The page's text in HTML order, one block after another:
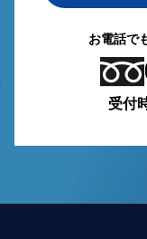
お電話で
受付